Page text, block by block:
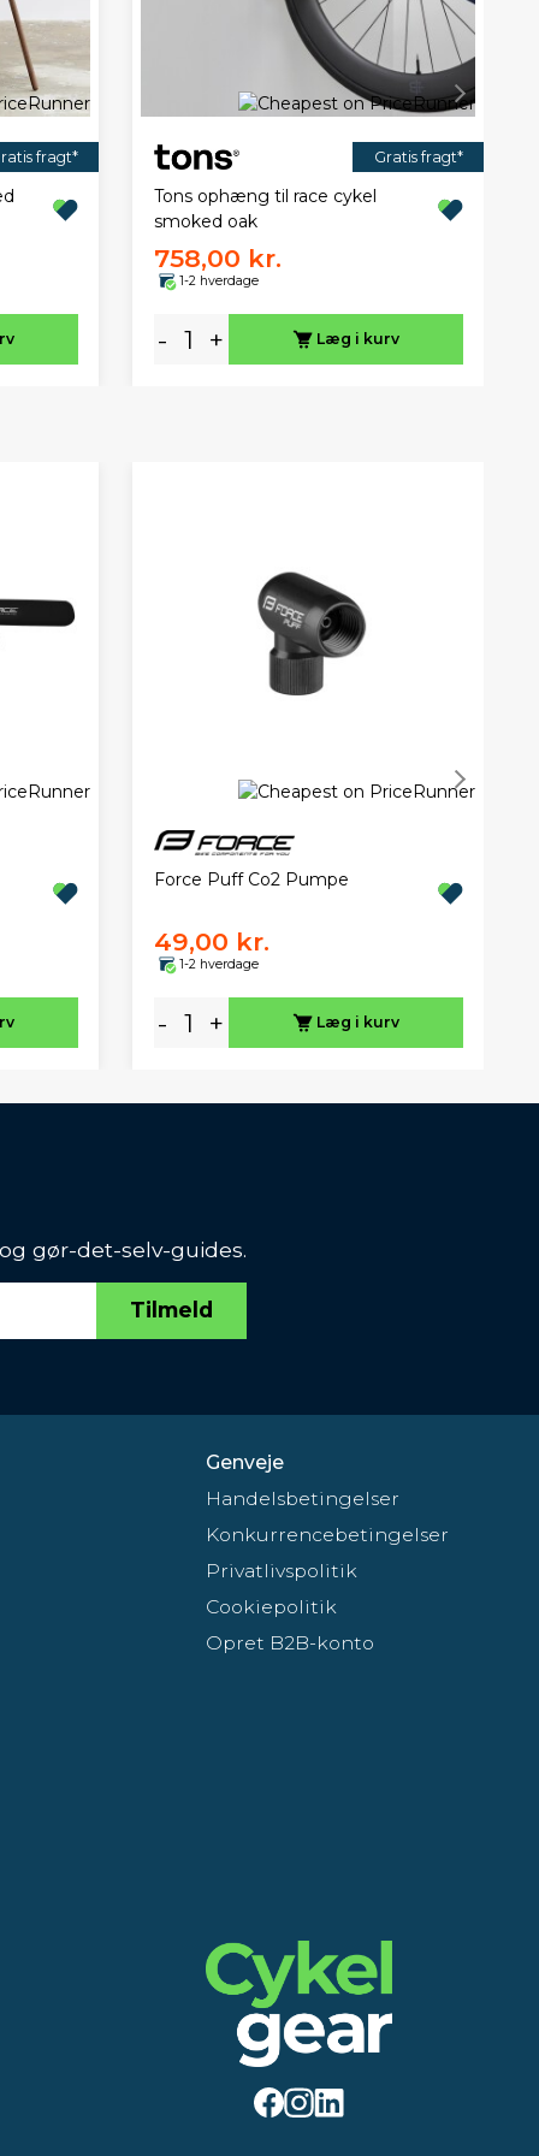
fragt* Gratis fragt*
Tons ophæng til race cykel
smoked oak
758,00 kr.
1-2 hverdage
- + Læg i kurv
Force Puff Co2 Pumpe
49,00 kr.
1-2 hverdage
- + Læg i kurv
gør-det-selv-guides.
Tilmeld
Genveje
Handelsbetingelser
Konkurrencebetingelser
Privatlivspolitik
Cookiepolitik
Opret B2B-konto